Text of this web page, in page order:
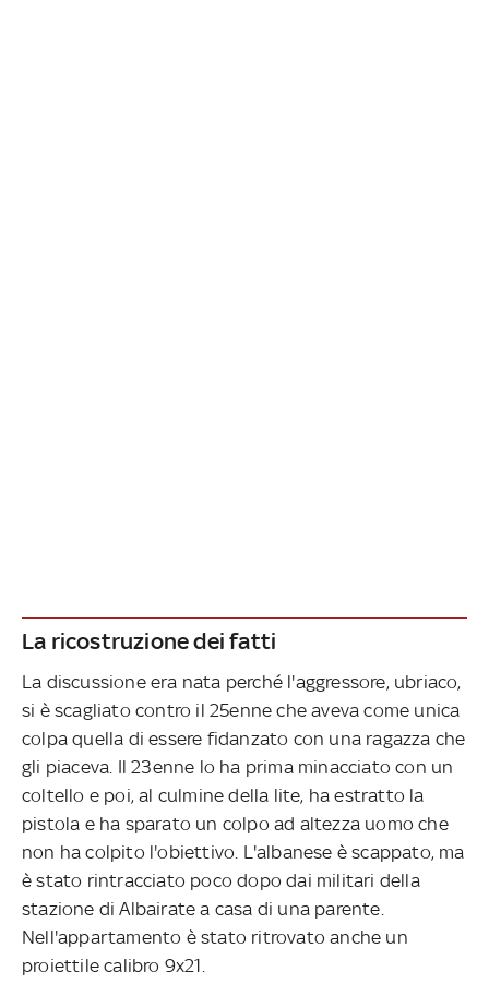
La ricostruzione dei fatti
La discussione era nata perché l'aggressore, ubriaco,
si è scagliato contro il 25enne che aveva come unica
colpa quella di essere fidanzato con una ragazza che
gli piaceva. Il 23enne lo ha prima minacciato con un
coltello e poi, al culmine della lite, ha estratto la
pistola e ha sparato un colpo ad altezza uomo che
non ha colpito l'obiettivo. L'albanese è scappato, ma
è stato rintracciato poco dopo dai militari della
stazione di Albairate a casa di una parente.
Nell'appartamento è stato ritrovato anche un
proiettile calibro 9x21.